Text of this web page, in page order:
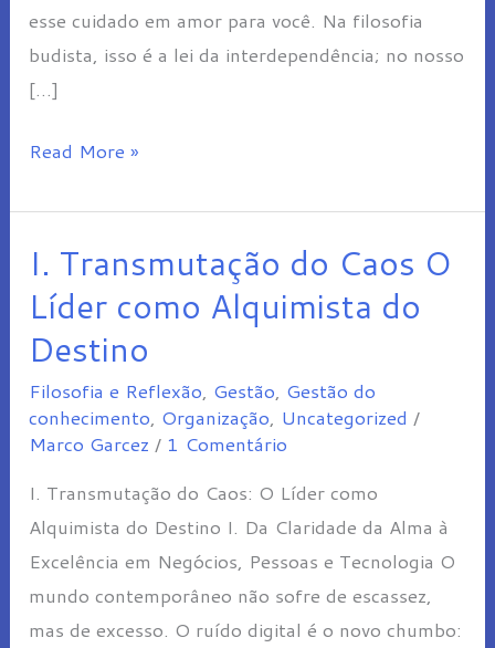
esse cuidado em amor para você. Na filosofia
budista, isso é a lei da interdependência; no nosso
[…]
Read More »
I. Transmutação do Caos O
Líder como Alquimista do
Destino
Filosofia e Reflexão Gestão Gestão do
conhecimento Organização Uncategorized /
Marco Garcez / 1 Comentário
I. Transmutação do Caos: O Líder como
Alquimista do Destino I. Da Claridade da Alma à
Excelência em Negócios, Pessoas e Tecnologia O
mundo contemporâneo não sofre de escassez,
mas de excesso. O ruído digital é o novo chumbo:
I.
Transmutação
do
Caos
O
Líder
Alquimista
do
Destino